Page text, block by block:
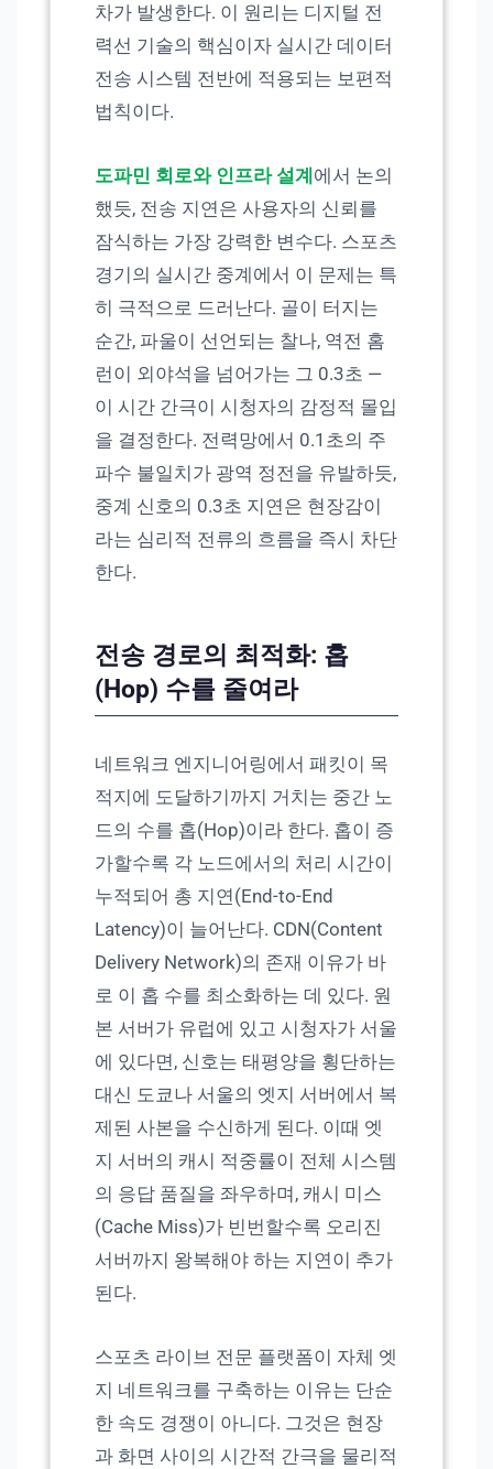
차가 발생한다. 이 원리는 디지털 전
력선 기술의 핵심이자 실시간 데이터
전송 시스템 전반에 적용되는 보편적
법칙이다.
도파민 회로와 인프라 설계 에서 논의
했듯, 전송 지연은 사용자의 신뢰를
잠식하는 가장 강력한 변수다. 스포츠
경기의 실시간 중계에서 이 문제는 특
히 극적으로 드러난다. 골이 터지는
순간, 파울이 선언되는 찰나, 역전 홈
런이 외야석을 넘어가는 그 0.3초 —
이 시간 간극이 시청자의 감정적 몰입
을 결정한다. 전력망에서 0.1초의 주
파수 불일치가 광역 정전을 유발하듯,
중계 신호의 0.3초 지연은 현장감이
라는 심리적 전류의 흐름을 즉시 차단
한다.
전송 경로의 최적화: 홉
(Hop) 수를 줄여라
네트워크 엔지니어링에서 패킷이 목
적지에 도달하기까지 거치는 중간 노
드의 수를 홉(Hop)이라 한다. 홉이 증
가할수록 각 노드에서의 처리 시간이
누적되어 총 지연(End-to-End
Latency)이 늘어난다. CDN(Content
Delivery Network)의 존재 이유가 바
로 이 홉 수를 최소화하는 데 있다. 원
본 서버가 유럽에 있고 시청자가 서울
에 있다면, 신호는 태평양을 횡단하는
대신 도쿄나 서울의 엣지 서버에서 복
제된 사본을 수신하게 된다. 이때 엣
지 서버의 캐시 적중률이 전체 시스템
의 응답 품질을 좌우하며, 캐시 미스
(Cache Miss)가 빈번할수록 오리진
서버까지 왕복해야 하는 지연이 추가
된다.
스포츠 라이브 전문 플랫폼이 자체 엣
지 네트워크를 구축하는 이유는 단순
한 속도 경쟁이 아니다. 그것은 현장
과 화면 사이의 시간적 간극을 물리적